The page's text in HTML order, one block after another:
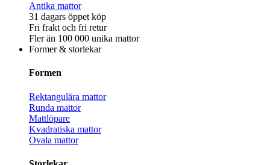
Antika mattor
31 dagars öppet köp
Fri frakt och fri retur
Fler än 100 000 unika mattor
Former & storlekar
Formen
Rektangulära mattor
Runda mattor
Mattlöpare
Kvadratiska mattor
Ovala mattor